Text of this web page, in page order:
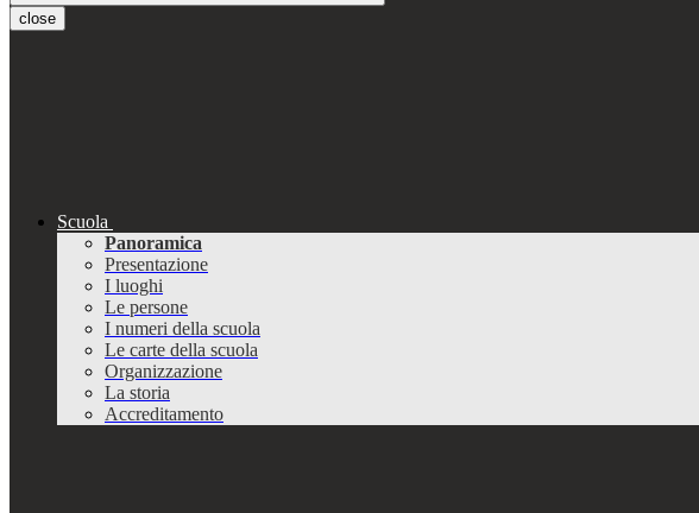
close
Scuola
Panoramica
Presentazione
I luoghi
Le persone
I numeri della scuola
Le carte della scuola
Organizzazione
La storia
Accreditamento